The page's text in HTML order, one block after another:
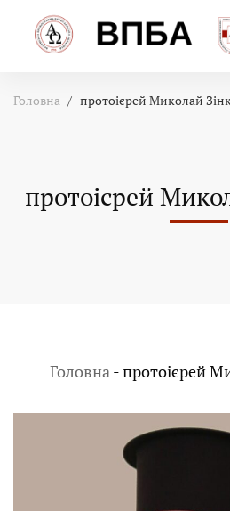
Головна протоієрей Миколай
протоієрей
Головна-протоієрей